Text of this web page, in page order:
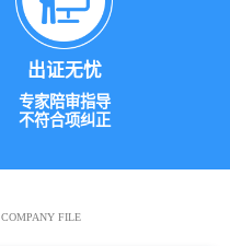
出证无忧
专家陪审指导
不符合项纠正
COMPANY FILE